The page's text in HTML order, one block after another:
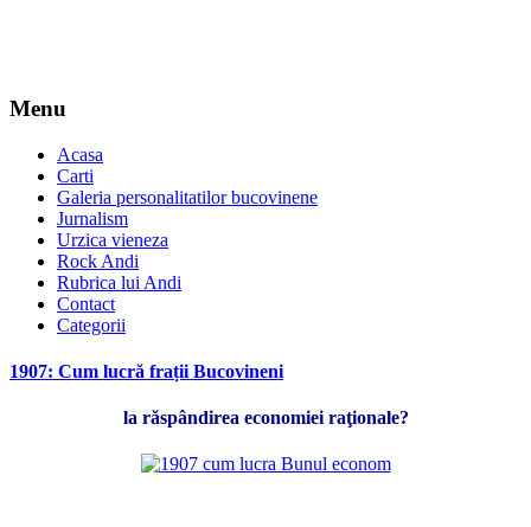
Menu
Acasa
Carti
Galeria personalitatilor bucovinene
Jurnalism
Urzica vieneza
Rock Andi
Rubrica lui Andi
Contact
Categorii
1907: Cum lucră frații Bucovineni
la răspândirea economiei raţionale?